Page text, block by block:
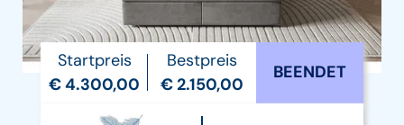
Startpreis
€ 4.300,00
Bestpreis
€ 2.150,00
BEENDET